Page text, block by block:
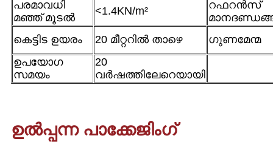
പരമാവധി
മഞ്ഞ് മൂടൽ
<1.4KN/m²
റഫറൻസ്
കെട്ടിട ഉയരം
20 മീറ്ററിൽ താഴെ
ഗുണമേന്മ
ഉപയോഗ
സമയം
20
വർഷത്തിലേറെയായി
ഉൽപ്പന്ന പാക്കേജിംഗ്